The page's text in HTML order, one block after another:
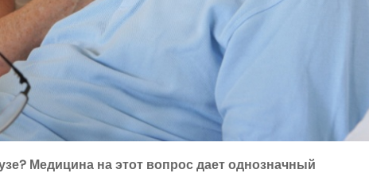
Медицина на этот вопрос дает однозначный